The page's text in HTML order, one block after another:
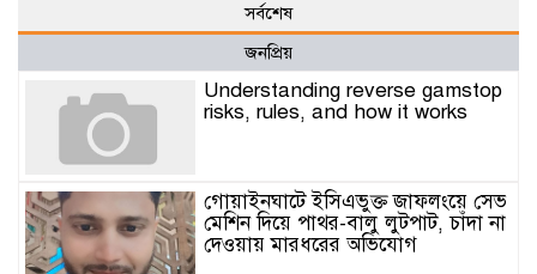
সর্বশেষ
জনপ্রিয়
Understanding reverse gamstop
risks, rules, and how it works
গোয়াইনঘাটে ইসিএভুক্ত জাফলংয়ে সেভ
মেশিন দিয়ে পাথর-বালু লুটপাট, চাঁদা না
দেওয়ায় মারধরের অভিযোগ